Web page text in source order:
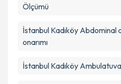
Ölçümü
İstanbul Kadıköy Abdominal
onarımı
İstanbul Kadıköy